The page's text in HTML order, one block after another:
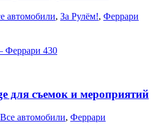
автомобили, За Рулём!, Феррари
для съемок и мероприятий
Все автомобили, Феррари